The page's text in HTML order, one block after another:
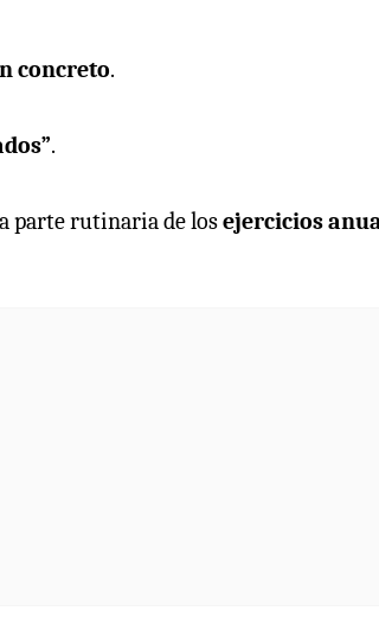
concreto.
.
parte rutinaria de losejercicios